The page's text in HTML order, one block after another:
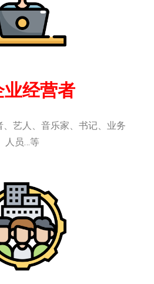
业经营者
艺人、音乐家、书记、业务
人员…等